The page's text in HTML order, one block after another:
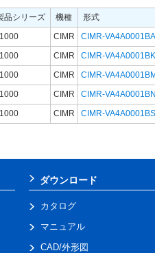
品シリーズ 機種
形式
CIMR
CIMR-
CIMR
CIMR-
CIMR
CIMR-
CIMR
CIMR-
CIMR CIMR-
ダウンロード
カタログ
マニュアル
CAD/外形図